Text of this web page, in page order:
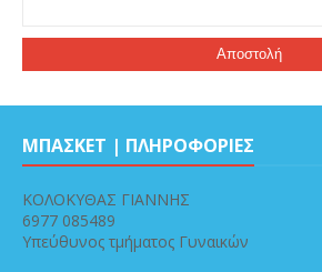
ΜΠΑΣΚΕΤ | ΠΛΗΡΟΦΟΡΙΕΣ
ΚΟΛΟΚΥΘΑΣ ΓΙΑΝΝΗΣ
6977 085489
Υπεύθυνος τμήματος Γυναικών